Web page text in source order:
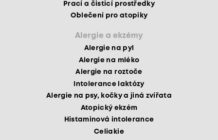
Prací a čisticí prostředky
Oblečení pro atopiky
Alergie a ekzémy
Alergie na pyl
Alergie na mléko
Alergie na roztoče
Intolerance laktózy
Alergie na psy, kočky a jiná zvířata
Atopický ekzém
Histaminová intolerance
Celiakie